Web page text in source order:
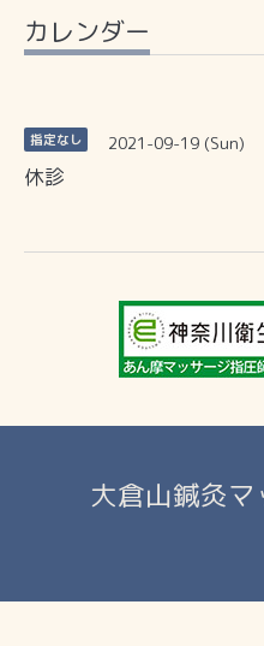
カレンダー
指定なし 2021-09-19 (Sun)
休診
大倉山鍼灸